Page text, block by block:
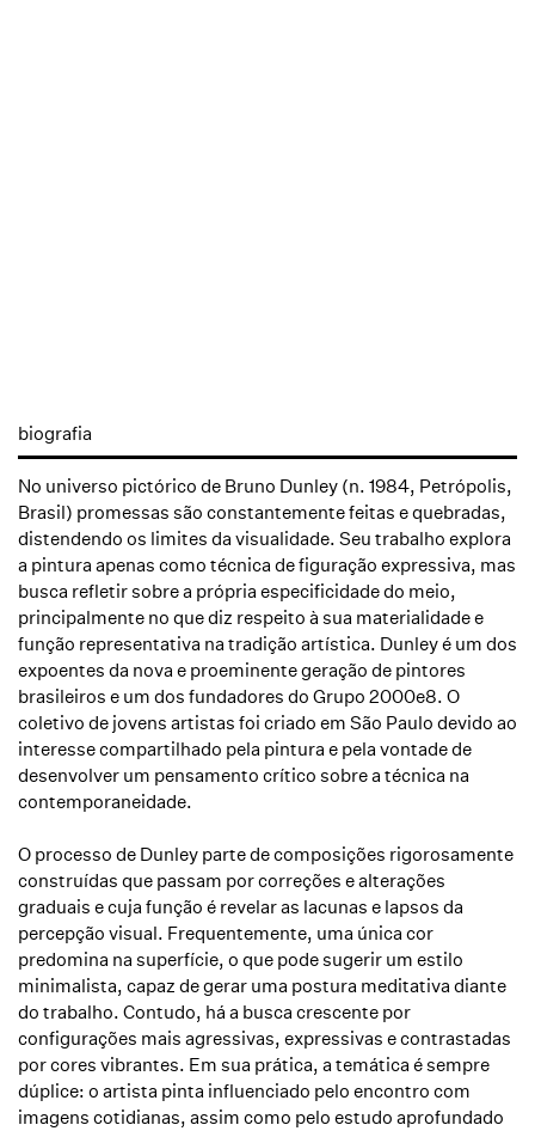
biografia
No universo pictórico de Bruno Dunley (n. 1984, Petrópolis,
Brasil) promessas são constantemente feitas e quebradas,
distendendo os limites da visualidade. Seu trabalho explora
a pintura apenas como técnica de figuração expressiva, mas
busca refletir sobre a própria especificidade do meio,
principalmente no que diz respeito à sua materialidade e
função representativa na tradição artística. Dunley é um dos
expoentes da nova e proeminente geração de pintores
brasileiros e um dos fundadores do Grupo 2000e8. O
coletivo de jovens artistas foi criado em São Paulo devido ao
interesse compartilhado pela pintura e pela vontade de
desenvolver um pensamento crítico sobre a técnica na
contemporaneidade.
O processo de Dunley parte de composições rigorosamente
construídas que passam por correções e alterações
graduais e cuja função é revelar as lacunas e lapsos da
percepção visual. Frequentemente, uma única cor
predomina na superfície, o que pode sugerir um estilo
minimalista, capaz de gerar uma postura meditativa diante
do trabalho. Contudo, há a busca crescente por
configurações mais agressivas, expressivas e contrastadas
por cores vibrantes. Em sua prática, a temática é sempre
dúplice: o artista pinta influenciado pelo encontro com
imagens cotidianas, assim como pelo estudo aprofundado